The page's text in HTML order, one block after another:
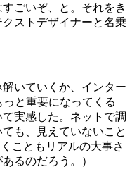
ごいぞ、と。それをき
ストデザイナーと名乗
いていくか、インター
と重要になってくる
実感した。ネットで調
も、見えていないこと
こともリアルの大事さ
るのだろう。）